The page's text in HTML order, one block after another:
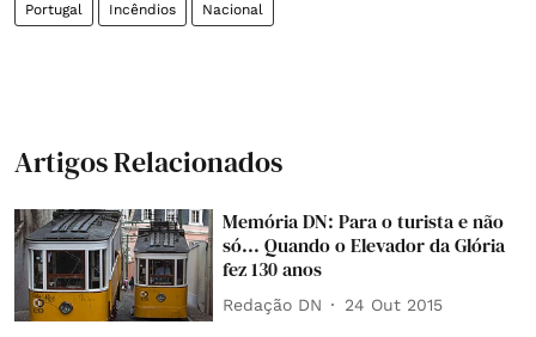
Portugal Incêndios Nacional
Artigos Relacionados
Memória DN: Para o turista e não
só... Quando o Elevador da Glória
fez 130 anos
Redação DN 24 Out 2015